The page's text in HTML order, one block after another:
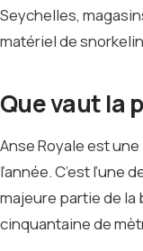
Seychelles,
matériel de
Que vaut la
Anse Royale est
l’année. C’est
majeure partie de
cinquantaine de